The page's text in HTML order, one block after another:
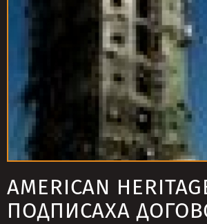
AMERICAN
ПОДПИСАХА